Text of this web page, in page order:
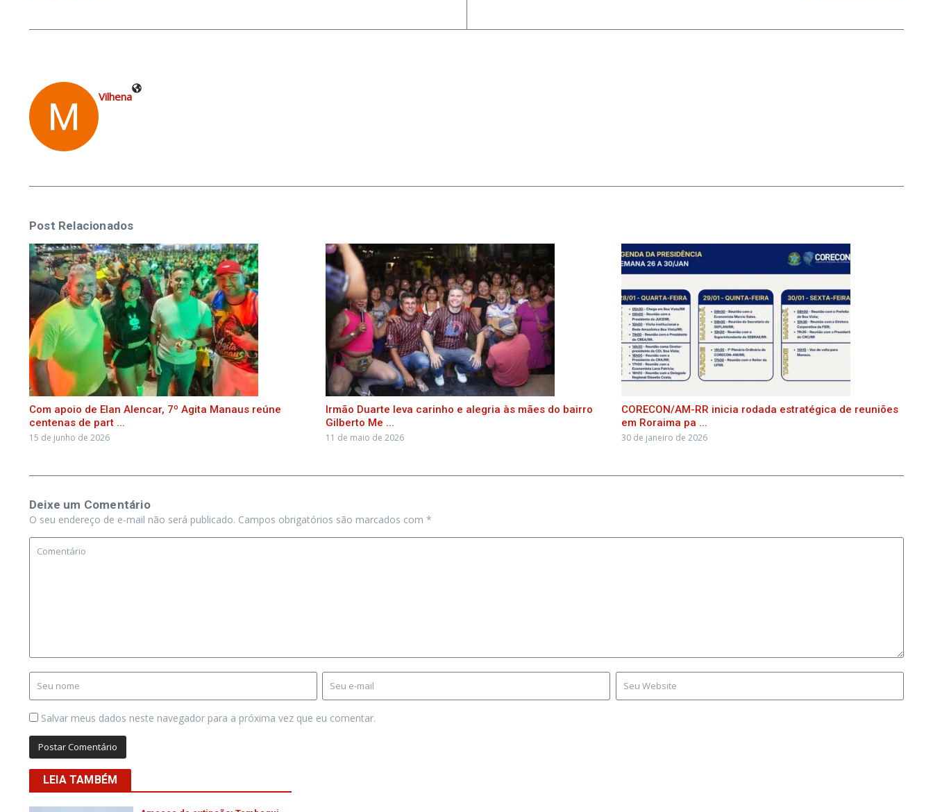
Vilhena
Post Relacionados
Com apoio de Elan Alencar, 7º Agita Manaus reúne
centenas de part ...
15 de junho de 2026
Irmão Duarte leva carinho e alegria às mães do bairro
Gilberto Me ...
11 de maio de 2026
CORECON/AM-RR inicia rodada estratégica de reuniões
em Roraima pa ...
30 de janeiro de 2026
Deixe um Comentário
O seu endereço de e-mail não será publicado. Campos obrigatórios são marcados com *
Salvar meus dados neste navegador para a próxima vez que eu comentar.
LEIA TAMBÉM